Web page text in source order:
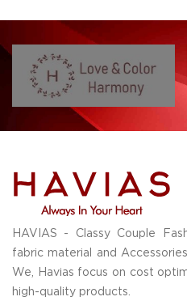
HAVIAS - Classy Couple
fabric material and
We, Havias focus on cost
high-quality products.